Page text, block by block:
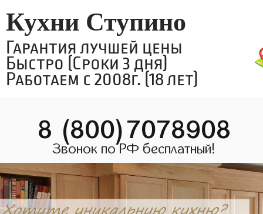
Кухни Ступино
Гарантия лучшей цены
Быстро (Сроки 3 дня)
Работаем с 2008г. (18 лет)
8 (800)7078908
Звонок по РФ бесплатный!